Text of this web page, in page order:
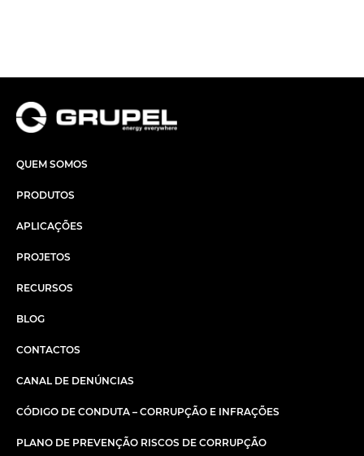
QUEM SOMOS
PRODUTOS
APLICAÇÕES
PROJETOS
RECURSOS
BLOG
CONTACTOS
CANAL DE DENÚNCIAS
CÓDIGO DE CONDUTA – CORRUPÇÃO E INFRAÇÕES
PLANO DE PREVENÇÃO RISCOS DE CORRUPÇÃO